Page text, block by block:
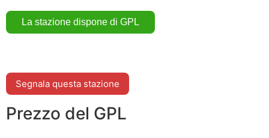
Segnala questa stazione
Prezzo del GPL